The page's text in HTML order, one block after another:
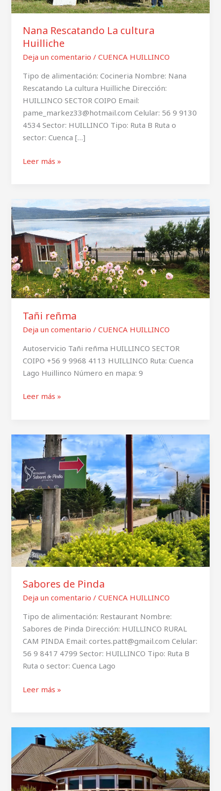
Nana Rescatando La cultura
Huilliche
Deja un comentario / CUENCA HUILLINCO
Tipo de alimentación: Cocineria Nombre: Nana
Rescatando La cultura Huilliche Dirección:
HUILLINCO SECTOR COIPO Email:
pame_markez33@hotmail.com Celular: 56 9 9130
4534 Sector: HUILLINCO Tipo: Ruta B Ruta o
sector: Cuenca […]
Leer más »
Tañi reñma
Deja un comentario / CUENCA HUILLINCO
Autoservicio Tañi reñma HUILLINCO SECTOR
COIPO +56 9 9968 4113 HUILLINCO Ruta: Cuenca
Lago Huillinco Número en mapa: 9
Tañi
reñma
Leer más »
Sabores de Pinda
Deja un comentario / CUENCA HUILLINCO
Tipo de alimentación: Restaurant Nombre:
Sabores de Pinda Dirección: HUILLINCO RURAL
CAM PINDA Email: cortes.patt@gmail.com Celular:
56 9 8417 4799 Sector: HUILLINCO Tipo: Ruta B
Ruta o sector: Cuenca Lago
Sabores
de
Pinda
Leer más »
Cafeteria
Los
Coihues